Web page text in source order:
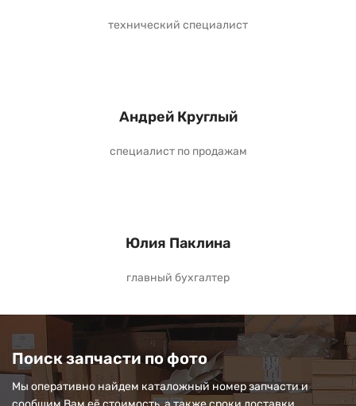
технический специалист
Андрей Круглый
специалист по продажам
Юлия Паклина
главный бухгалтер
Поиск запчасти по фото
Мы оперативно найдем каталожный номер запчасти и